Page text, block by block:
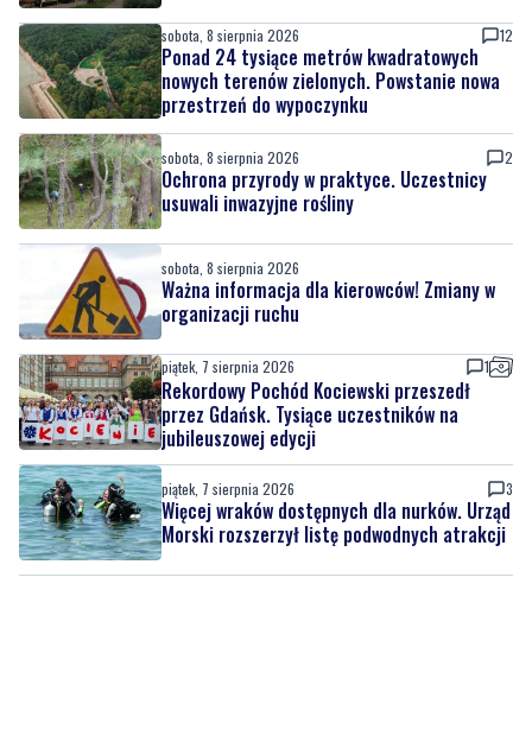
sobota, 8 sierpnia 2026 12
Ponad 24 tysiące metrów kwadratowych
nowych terenów zielonych. Powstanie nowa
przestrzeń do wypoczynku
sobota, 8 sierpnia 2026 2
Ochrona przyrody w praktyce. Uczestnicy
usuwali inwazyjne rośliny
sobota, 8 sierpnia 2026
Ważna informacja dla kierowców! Zmiany w
organizacji ruchu
piątek, 7 sierpnia 2026 1
Rekordowy Pochód Kociewski przeszedł
przez Gdańsk. Tysiące uczestników na
jubileuszowej edycji
piątek, 7 sierpnia 2026 3
Więcej wraków dostępnych dla nurków. Urząd
Morski rozszerzył listę podwodnych atrakcji